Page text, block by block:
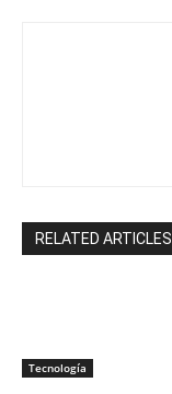
RELATED ARTICLES
Tecnología